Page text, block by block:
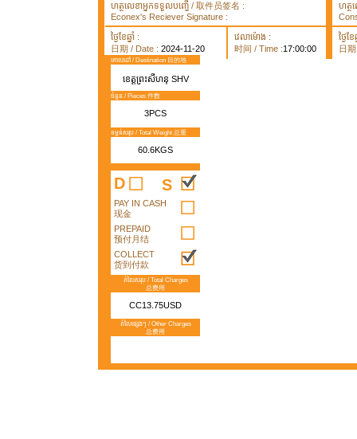
ហត្ថលេខាអ្នកទទួលបញ្ធើ / 取件员签名 :
Econex's Reciever Signature :
ហត្ថ
ថ្ងៃខែឆ្នាំ :
日期 / Date : 2024-11-20
វេលាម៉ោង :
时间 / Time :17:00:00
ថ្ងៃខែ
日
គោលដៅ / Destination 目的地
ខេត្តព្រះសីហនុ​ SHV
ចំនួន / Pieces 件数
3PCS
ទម្ងន់សរុប / Total Weight 总重
60.6KGS
D S
PAY IN CASH
现金
PREPAID
预付月结
COLLECT
货到付款
តំលៃសរុប / Total Charges
总费用
CC13.75USD
តំលៃផ្សេងៗ / Other Charges
总费用